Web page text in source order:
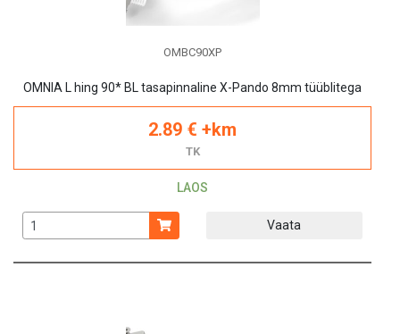
OMBC90XP
OMNIA L hing 90* BL tasapinnaline X-Pando 8mm tüüblitega
2.89 € +km
TK
LAOS
Vaata